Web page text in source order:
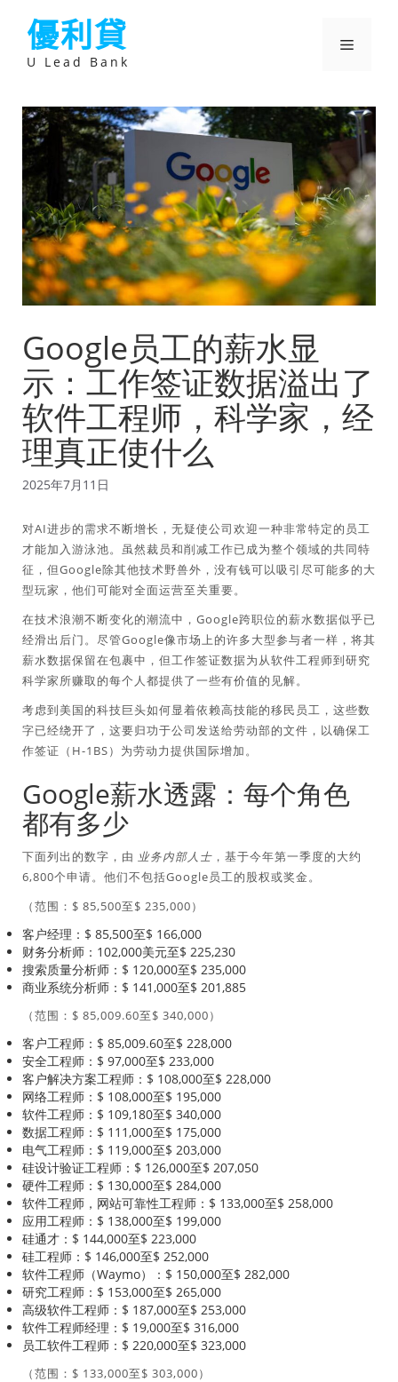
優利貸
U Lead Bank
選
Google员工的薪水显
示：工作签证数据溢出了
软件工程师，科学家，经
理真正使什么
2025年7月11日
对AI进步的需求不断增长，无疑使公司欢迎一种非常特定的员工
才能加入游泳池。虽然裁员和削减工作已成为整个领域的共同特
征，但Google除其他技术野兽外，没有钱可以吸引尽可能多的大
型玩家，他们可能对全面运营至关重要。
在技​​术浪潮不断变化的潮流中，Google跨职位的薪水数据似乎已
经滑出后门。尽管Google像市场上的许多大型参与者一样，将其
薪水数据保留在包裹中，但工作签证数据为从软件工程师到研究
科学家所赚取的每个人都提供了一些有价值的见解。
考虑到美国的科技巨头如何显着依赖高技能的移民员工，这些数
字已经绕开了，这要归功于公司发送给劳动部的文件，以确保工
作签证（H-1BS）为劳动力提供国际增加。
Google薪水透露：每个角色
都有多少
下面列出的数字，由 业务内部人士 ，基于今年第一季度的大约
6,800个申请。他们不包括Google员工的股权或奖金。
（范围：$ 85,500至$ 235,000）
客户经理：$ 85,500至$ 166,000
财务分析师：102,000美元至$ 225,230
搜索质量分析师：$ 120,000至$ 235,000
商业系统分析师：$ 141,000至$ 201,885
（范围：$ 85,009.60至$ 340,000）
客户工程师：$ 85,009.60至$ 228,000
安全工程师：$ 97,000至$ 233,000
客户解决方案工程师：$ 108,000至$ 228,000
网络工程师：$ 108,000至$ 195,000
软件工程师：$ 109,180至$ 340,000
数据工程师：$ 111,000至$ 175,000
电气工程师：$ 119,000至$ 203,000
硅设计验证工程师：$ 126,000至$ 207,050
硬件工程师：$ 130,000至$ 284,000
软件工程师，网站可靠性工程师：$ 133,000至$ 258,000
应用工程师：$ 138,000至$ 199,000
硅通才：$ 144,000至$ 223,000
硅工程师：$ 146,000至$ 252,000
软件工程师（Waymo）：$ 150,000至$ 282,000
研究工程师：$ 153,000至$ 265,000
高级软件工程师：$ 187,000至$ 253,000
软件工程师经理：$ 19,000至$ 316,000
员工软件工程师：$ 220,000至$ 323,000
（范围：$ 133,000至$ 303,000）